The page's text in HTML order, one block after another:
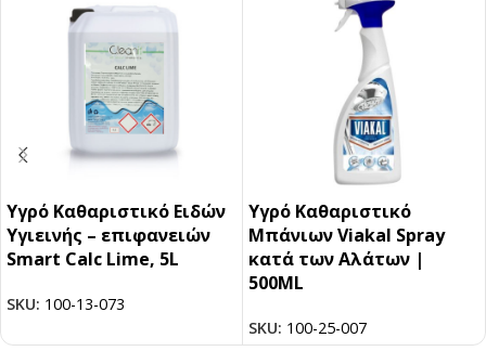
Υγρό Καθαριστικό Ειδών
Υγιεινής – επιφανειών
Smart Calc Lime, 5L
SKU: 100-13-073
Υγρό Kαθαριστικό
Mπάνιων Viakal Spray
κατά των Aλάτων |
500ΜL
SKU: 100-25-007